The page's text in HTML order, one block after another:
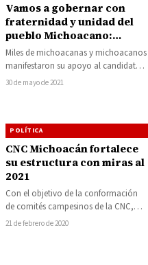
Vamos a gobernar con
fraternidad y unidad del
pueblo Michoacano:
Alfredo Ramírez Bedolla
Miles de michoacanas y michoacanos
manifestaron su apoyo al candidato
de Morena-PT a la gubernatura,
30 de mayo de 2021
POLÍTICA
CNC Michoacán fortalece
su estructura con miras al
2021
Con el objetivo de la conformación
de comités campesinos de la CNC,
Ismael Hernández Deras, líder
21 de febrero de 2020